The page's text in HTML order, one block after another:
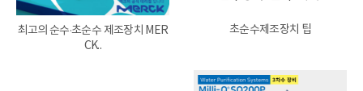
최고의 순수·초순수 제조장치 MER
CK..
초순수제조장치 팁